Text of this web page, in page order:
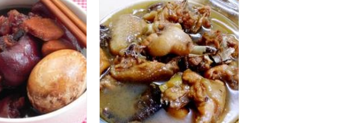
鲈鱼也最适合不过，鱼里的铜是维系
神经系统的正常元素，并且补气补
虚，孕产妇吃它可以增加乳汁催乳
哦！冬天的鲈鱼肥腴可人，肉白如
雪，是最好的品鲈鱼季节啦！